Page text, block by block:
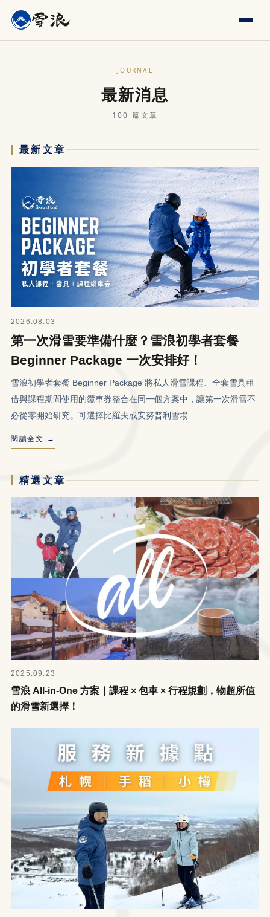
JOURNAL
最新消息
100 篇文章
最新文章
2026.08.03
第一次滑雪要準備什麼？雪浪初學者套餐
Beginner Package 一次安排好！
雪浪初學者套餐 Beginner Package 將私人滑雪課程、全套雪具租
借與課程期間使用的纜車券整合在同一個方案中，讓第一次滑雪不
必從零開始研究。可選擇比羅夫或安努普利雪場…
閱讀全文 →
精選文章
2025.09.23
雪浪 All-in-One 方案｜課程 × 包車 × 行程規劃，物超所值
的滑雪新選擇！